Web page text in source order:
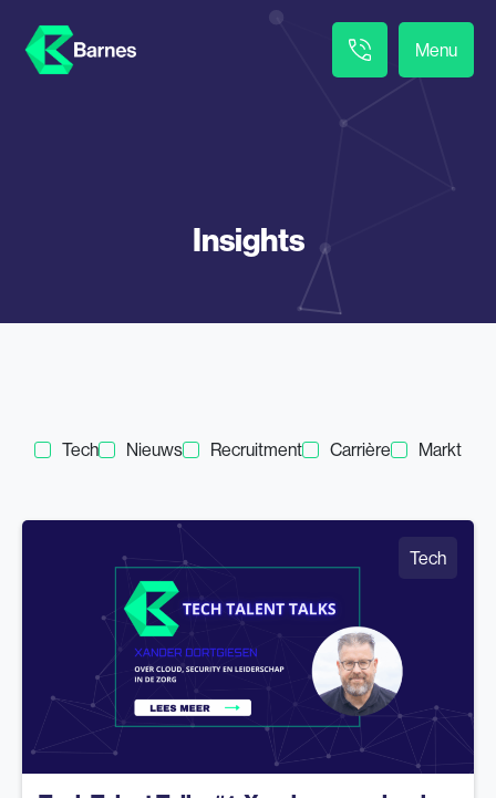
Menu
Insights
Tech Nieuws Recruitment Carrière Markt
Tech